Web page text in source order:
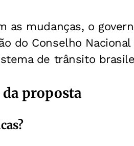
as mudanças, o
do Conselho
de trânsito
da proposta